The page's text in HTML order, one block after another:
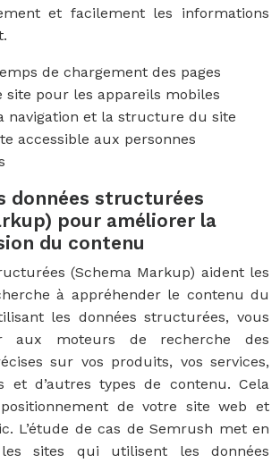
et facilement les informations
de chargement des pages
site pour les appareils mobiles
navigation et la structure du site
accessible aux personnes
données structurées
pour améliorer la
du contenu
(Schema Markup) aident les
à appréhender le contenu du
les données structurées, vous
aux moteurs de recherche des
sur vos produits, vos services,
et d’autres types de contenu. Cela
de votre site web et
L’étude de cas de Semrush met en
sites qui utilisent les données